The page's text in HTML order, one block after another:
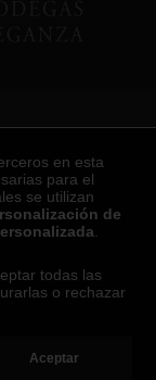
en esta
para el
se utilizan
de
todas las
o rechazar
Aceptar